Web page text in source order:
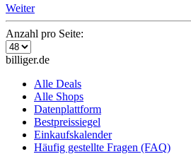
Weiter
Anzahl pro Seite:
billiger.de
Alle Deals
Alle Shops
Datenplattform
Bestpreissiegel
Einkaufskalender
Häufig gestellte Fragen (FAQ)